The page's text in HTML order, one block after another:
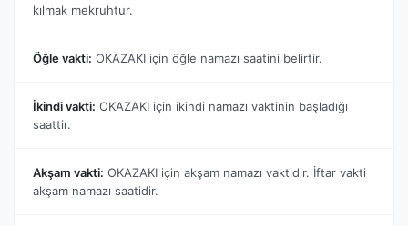
kılmak mekruhtur.
Öğle vakti: OKAZAKI için öğle namazı saatini belirtir.
İkindi vakti: OKAZAKI için ikindi namazı vaktinin başladığı
saattir.
Akşam vakti: OKAZAKI için akşam namazı vaktidir. İftar vakti
akşam namazı saatidir.